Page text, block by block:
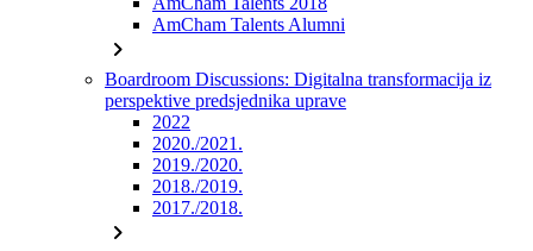
AmCham Talents Alumni
chevron_right
Boardroom Discussions: Digitalna transformacija iz
perspektive predsjednika uprave
2022
2020./2021.
2019./2020.
2018./2019.
2017./2018.
chevron_right